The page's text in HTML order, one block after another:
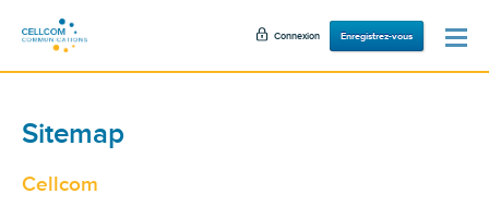
Connexion Enregistrez-vous
Sitemap
Cellcom